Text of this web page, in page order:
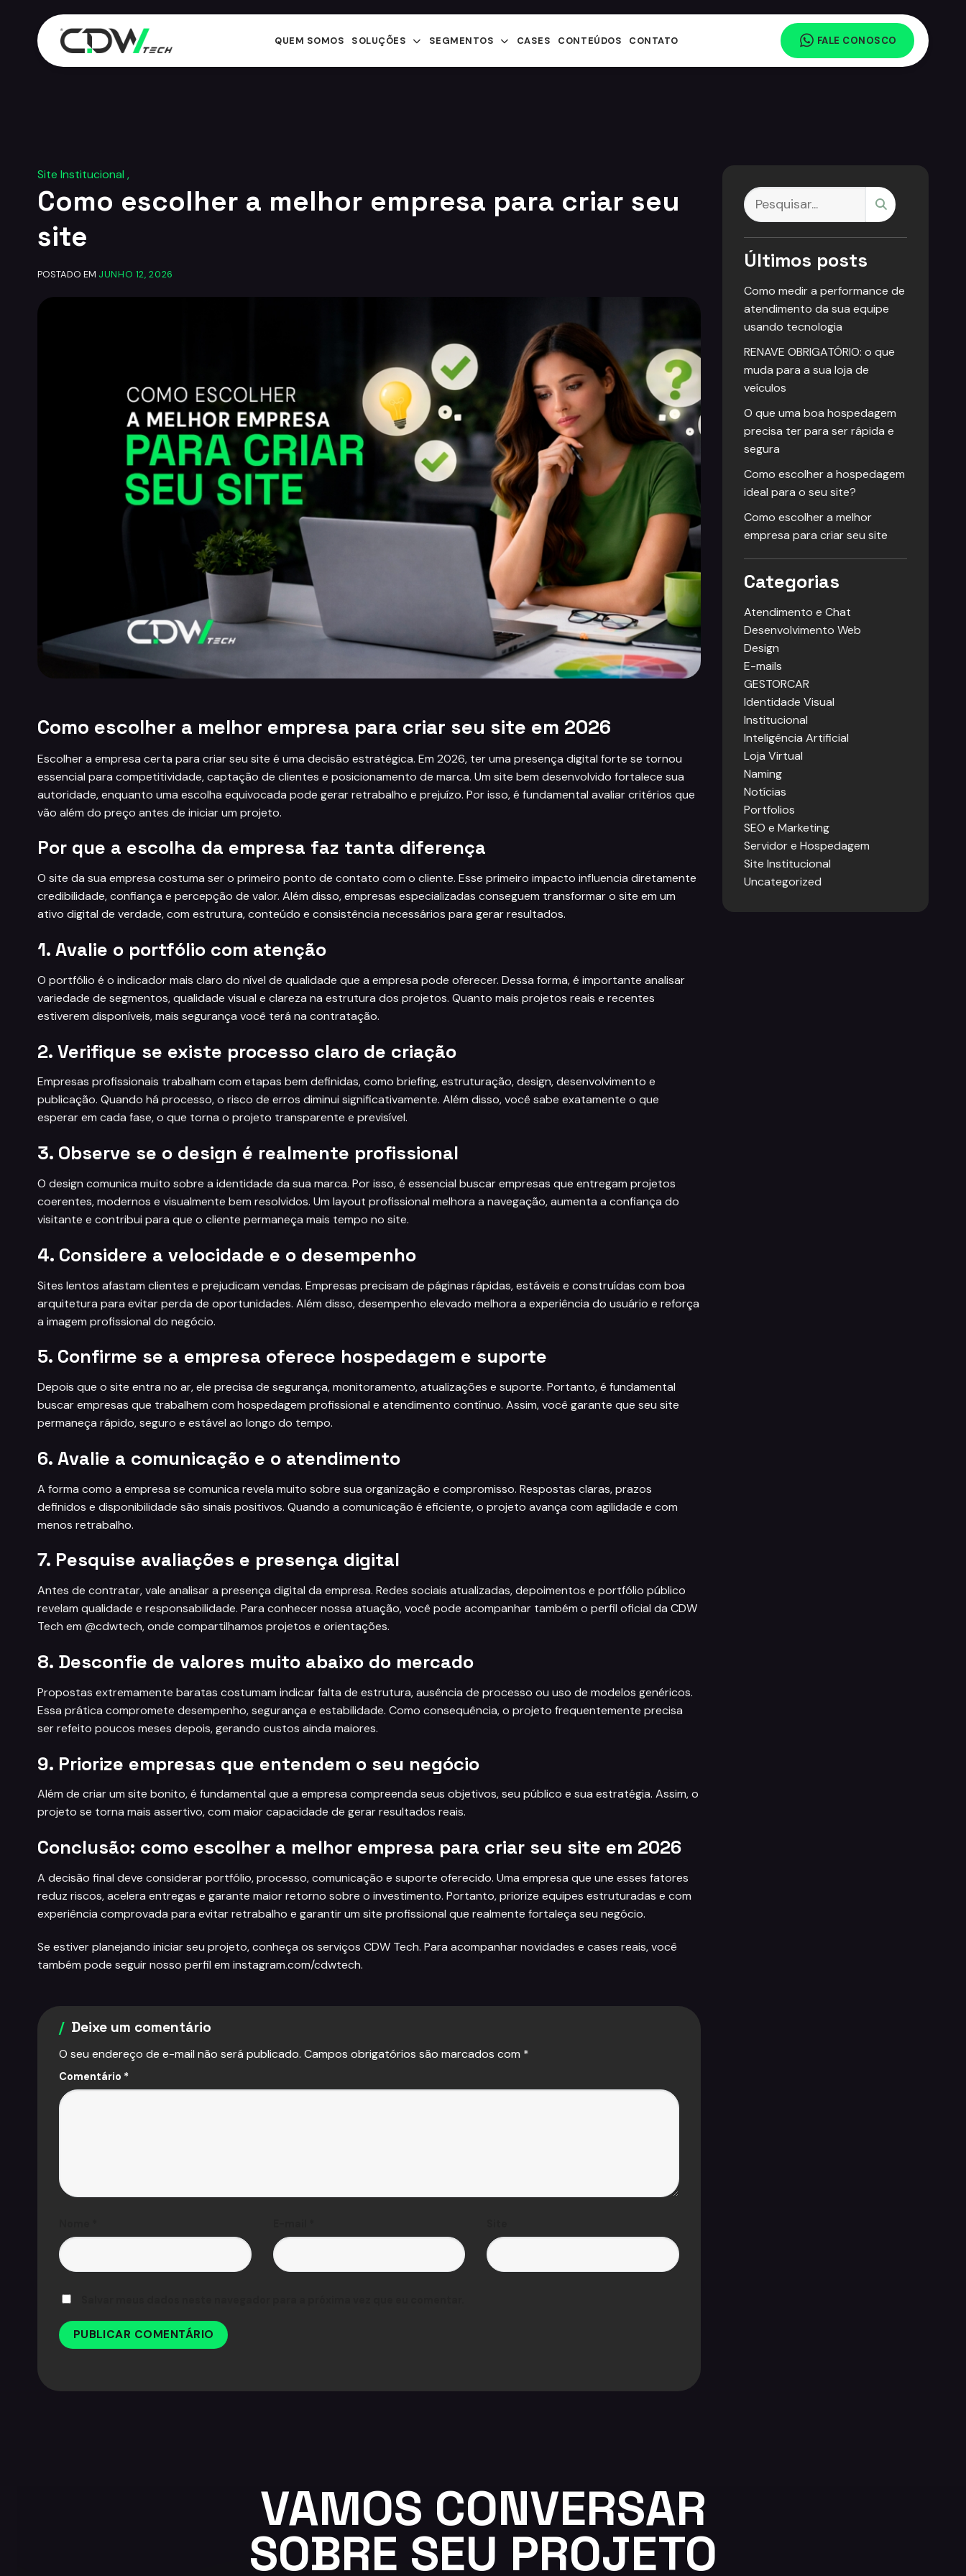
QUEM SOMOS SOLUÇÕES SEGMENTOS CASES CONTEÚDOS CONTATO FALE CONOSCO
Site Institucional ,
Como escolher a melhor empresa para criar seu
site
POSTADO EM JUNHO 12, 2026
Como escolher a melhor empresa para criar seu site em 2026
Escolher a empresa certa para criar seu site é uma decisão estratégica. Em 2026, ter uma presença digital forte se tornou
essencial para competitividade, captação de clientes e posicionamento de marca. Um site bem desenvolvido fortalece sua
autoridade, enquanto uma escolha equivocada pode gerar retrabalho e prejuízo. Por isso, é fundamental avaliar critérios que
vão além do preço antes de iniciar um projeto.
Por que a escolha da empresa faz tanta diferença
O site da sua empresa costuma ser o primeiro ponto de contato com o cliente. Esse primeiro impacto influencia diretamente
credibilidade, confiança e percepção de valor. Além disso, empresas especializadas conseguem transformar o site em um
ativo digital de verdade, com estrutura, conteúdo e consistência necessários para gerar resultados.
1. Avalie o portfólio com atenção
O portfólio é o indicador mais claro do nível de qualidade que a empresa pode oferecer. Dessa forma, é importante analisar
variedade de segmentos, qualidade visual e clareza na estrutura dos projetos. Quanto mais projetos reais e recentes
estiverem disponíveis, mais segurança você terá na contratação.
2. Verifique se existe processo claro de criação
Empresas profissionais trabalham com etapas bem definidas, como briefing, estruturação, design, desenvolvimento e
publicação. Quando há processo, o risco de erros diminui significativamente. Além disso, você sabe exatamente o que
esperar em cada fase, o que torna o projeto transparente e previsível.
3. Observe se o design é realmente profissional
O design comunica muito sobre a identidade da sua marca. Por isso, é essencial buscar empresas que entregam projetos
coerentes, modernos e visualmente bem resolvidos. Um layout profissional melhora a navegação, aumenta a confiança do
visitante e contribui para que o cliente permaneça mais tempo no site.
4. Considere a velocidade e o desempenho
Sites lentos afastam clientes e prejudicam vendas. Empresas precisam de páginas rápidas, estáveis e construídas com boa
arquitetura para evitar perda de oportunidades. Além disso, desempenho elevado melhora a experiência do usuário e reforça
a imagem profissional do negócio.
5. Confirme se a empresa oferece hospedagem e suporte
Depois que o site entra no ar, ele precisa de segurança, monitoramento, atualizações e suporte. Portanto, é fundamental
buscar empresas que trabalhem com hospedagem profissional e atendimento contínuo. Assim, você garante que seu site
permaneça rápido, seguro e estável ao longo do tempo.
6. Avalie a comunicação e o atendimento
A forma como a empresa se comunica revela muito sobre sua organização e compromisso. Respostas claras, prazos
definidos e disponibilidade são sinais positivos. Quando a comunicação é eficiente, o projeto avança com agilidade e com
menos retrabalho.
7. Pesquise avaliações e presença digital
Antes de contratar, vale analisar a presença digital da empresa. Redes sociais atualizadas, depoimentos e portfólio público
revelam qualidade e responsabilidade. Para conhecer nossa atuação, você pode acompanhar também o perfil oficial da CDW
Tech em @cdwtech, onde compartilhamos projetos e orientações.
8. Desconfie de valores muito abaixo do mercado
Propostas extremamente baratas costumam indicar falta de estrutura, ausência de processo ou uso de modelos genéricos.
Essa prática compromete desempenho, segurança e estabilidade. Como consequência, o projeto frequentemente precisa
ser refeito poucos meses depois, gerando custos ainda maiores.
9. Priorize empresas que entendem o seu negócio
Além de criar um site bonito, é fundamental que a empresa compreenda seus objetivos, seu público e sua estratégia. Assim, o
projeto se torna mais assertivo, com maior capacidade de gerar resultados reais.
Conclusão: como escolher a melhor empresa para criar seu site em 2026
A decisão final deve considerar portfólio, processo, comunicação e suporte oferecido. Uma empresa que une esses fatores
reduz riscos, acelera entregas e garante maior retorno sobre o investimento. Portanto, priorize equipes estruturadas e com
experiência comprovada para evitar retrabalho e garantir um site profissional que realmente fortaleça seu negócio.
Se estiver planejando iniciar seu projeto, conheça os serviços CDW Tech. Para acompanhar novidades e cases reais, você
também pode seguir nosso perfil em instagram.com/cdwtech.
Deixe um comentário
O seu endereço de e-mail não será publicado. Campos obrigatórios são marcados com *
Comentário *
Últimos posts
Como medir a performance de
atendimento da sua equipe
usando tecnologia
RENAVE OBRIGATÓRIO: o que
muda para a sua loja de
veículos
O que uma boa hospedagem
precisa ter para ser rápida e
segura
Como escolher a hospedagem
ideal para o seu site?
Como escolher a melhor
empresa para criar seu site
Categorias
Atendimento e Chat
Desenvolvimento Web
Design
E-mails
GESTORCAR
Identidade Visual
Institucional
Inteligência Artificial
Loja Virtual
Naming
Notícias
Portfolios
SEO e Marketing
Servidor e Hospedagem
Site Institucional
Uncategorized
VAMOS CONVERSAR
SOBRE SEU PROJETO